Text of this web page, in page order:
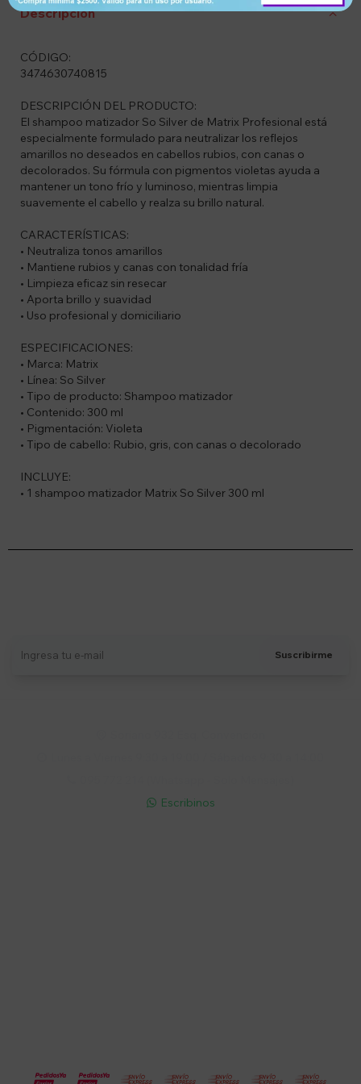
Descripción
CÓDIGO:
3474630740815
DESCRIPCIÓN DEL PRODUCTO:
El shampoo matizador So Silver de Matrix Profesional está
especialmente formulado para neutralizar los reflejos
amarillos no deseados en cabellos rubios, con canas o
decolorados. Su fórmula con pigmentos violetas ayuda a
mantener un tono frío y luminoso, mientras limpia
suavemente el cabello y realza su brillo natural.
CARACTERÍSTICAS:
• Neutraliza tonos amarillos
• Mantiene rubios y canas con tonalidad fría
• Limpieza eficaz sin resecar
• Aporta brillo y suavidad
• Uso profesional y domiciliario
ESPECIFICACIONES:
• Marca: Matrix
• Línea: So Silver
• Tipo de producto: Shampoo matizador
• Contenido: 300 ml
• Pigmentación: Violeta
• Tipo de cabello: Rubio, gris, con canas o decolorado
INCLUYE:
• 1 shampoo matizador Matrix So Silver 300 ml
Suscribirme
 Escribinos